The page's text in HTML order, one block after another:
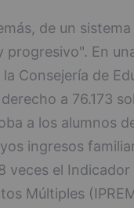
de un
progresivo". En
Consejería de
a 76.173
a los alumnos
ingresos
veces el Indicador
Múltiples